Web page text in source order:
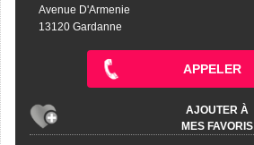
Avenue D'Armenie
13120 Gardanne
APPELER
AJOUTER À
MES FAVORIS